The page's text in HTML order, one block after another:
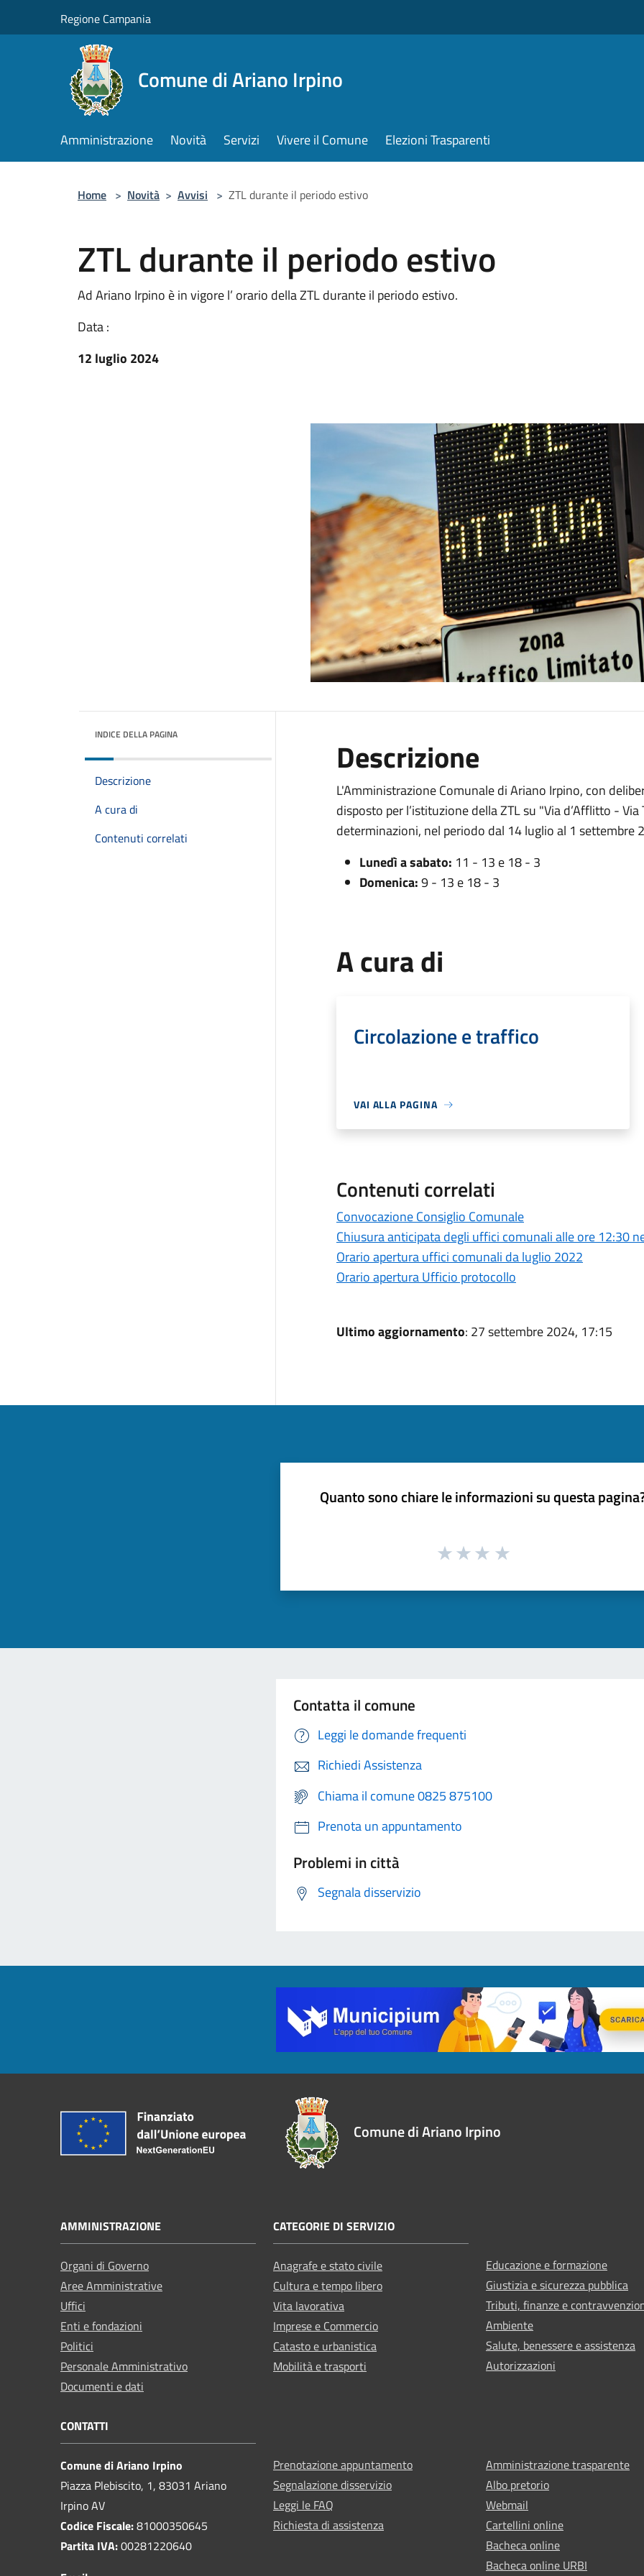
Regione Campania
Comune di Ariano Irpino
Amministrazione Novità Servizi Vivere il Comune Elezioni Trasparenti
Home > Novità > Avvisi > ZTL durante il periodo estivo
ZTL durante il periodo estivo
Ad Ariano Irpino è in vigore l’ orario della ZTL durante il periodo estivo.
Data :
12 luglio 2024
INDICE DELLA PAGINA
Descrizione
A cura di
Contenuti correlati
Descrizione
L'Amministrazione Comunale di Ariano Irpino, con
disposto per l’istituzione della ZTL su "Via d’Afflitto -
determinazioni, nel periodo dal 14 luglio al 1 settembre
Lunedì a sabato: 11 - 13 e 18 - 3
Domenica:9 - 13 e 18 - 3
A cura di
Circolazione e traffico
VAI ALLA PAGINA
Contenuti correlati
Convocazione Consiglio Comunale
Chiusura anticipata degli uffici comunali alle ore
Orario apertura uffici comunali da luglio 2022
Orario apertura Ufficio protocollo
Ultimo aggiornamento: 27 settembre 2024, 17:15
Quanto sono chiare le informazioni su questa
Contatta il comune
Leggi le domande frequenti
Richiedi Assistenza
Chiama il comune 0825 875100
Prenota un appuntamento
Problemi in città
Segnala disservizio
Comune di Ariano Irpino
AMMINISTRAZIONE
Organi di Governo
Aree Amministrative
Uffici
Enti e fondazioni
Politici
Personale Amministrativo
Documenti e dati
CATEGORIE DI SERVIZIO
Anagrafe e stato civile
Cultura e tempo libero
Vita lavorativa
Imprese e Commercio
Catasto e urbanistica
Mobilità e trasporti
Educazione e formazione
Giustizia e sicurezza pubblica
Tributi, finanze e
Ambiente
Salute, benessere e assistenza
Autorizzazioni
CONTATTI
Comune di Ariano Irpino
Piazza Plebiscito, 1, 83031 Ariano
Irpino AV
Codice Fiscale:81000350645
Partita IVA:00281220640
Prenotazione appuntamento
Segnalazione disservizio
Leggi le FAQ
Richiesta di assistenza
Amministrazione trasparente
Albo pretorio
Webmail
Cartellini online
Bacheca online
Bacheca online URBI